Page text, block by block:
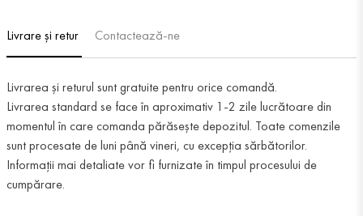
Livrare și retur Contactează-ne
Livrarea și returul sunt gratuite pentru orice comandă.
Livrarea standard se face în aproximativ 1-2 zile lucrătoare din
momentul în care comanda părăsește depozitul. Toate comenzile
sunt procesate de luni până vineri, cu excepția sărbătorilor.
Informații mai detaliate vor fi furnizate în timpul procesului de
cumpărare.